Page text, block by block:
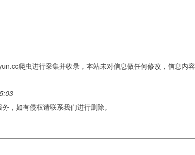
爬虫进行采集并收录，本站未对信息做任何修改，信息内容
，如有侵权请联系我们进行删除。